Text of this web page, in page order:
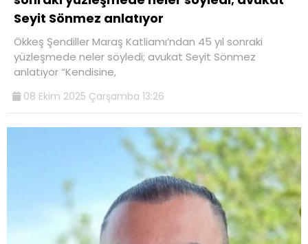
Seyit Sönmez anlatıyor
Ökkeş Şendiller Maraş Katliamı’ndan 45 yıl sonraki
yüzleşmede neler söyledi; avukat Seyit Sönmez
anlatıyor “Kendisine,
08 Ekim 2025 Çarşamba 13:26